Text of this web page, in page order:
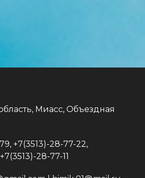
Миасс, Объездная
+7(3513)-28-77-22,
28-77-11